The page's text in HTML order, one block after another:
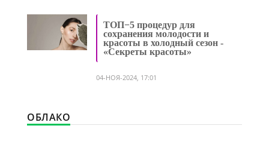
ТОП−5 процедур для
сохранения молодости и
красоты в холодный сезон -
«Секреты красоты»
04-НОЯ-2024, 17:01
ОБЛАКО